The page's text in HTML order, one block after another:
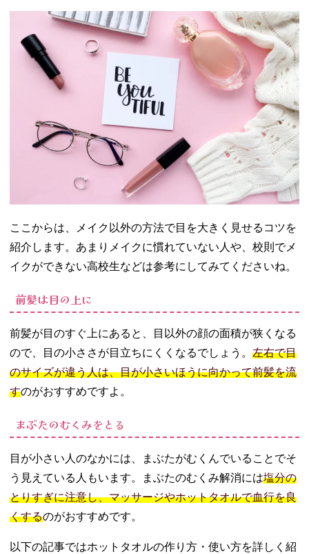
ここからは、メイク以外の方法で目を大きく見せるコツを
紹介します。あまりメイクに慣れていない人や、校則でメ
イクができない高校生などは参考にしてみてくださいね。
前髪は目の上に
前髪が目のすぐ上にあると、目以外の顔の面積が狭くなる
ので、目の小ささが目立ちにくくなるでしょう。 左右で目
のサイズが違う人は、目が小さいほうに向かって前髪を流
すのがおすすめですよ。
まぶたのむくみをとる
目が小さい人のなかには、まぶたがむくんでいることでそ
う見えている人もいます。まぶたのむくみ解消には塩分の
とりすぎに注意し、マッサージやホットタオルで血行を良
くするのがおすすめです。
以下の記事ではホットタオルの作り方・使い方を詳しく紹